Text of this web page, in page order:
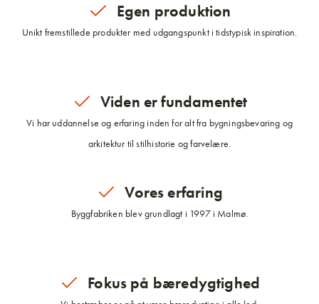
Egen produktion
Unikt fremstillede produkter med udgangspunkt i tidstypisk inspiration.
Viden er fundamentet
Vi har uddannelse og erfaring inden for alt fra bygningsbevaring og
arkitektur til stilhistorie og farvelære.
Vores erfaring
Byggfabriken blev grundlagt i 1997 i Malmø.
Fokus på bæredygtighed